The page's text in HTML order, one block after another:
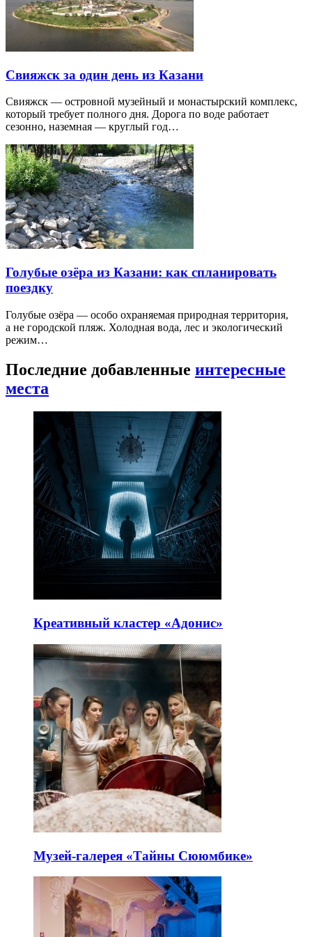
Свияжск за один день из Казани
Свияжск — островной музейный и монастырский комплекс,
который требует полного дня. Дорога по воде работает
сезонно, наземная — круглый год…
Голубые озёра из Казани: как спланировать
поездку
Голубые озёра — особо охраняемая природная территория,
а не городской пляж. Холодная вода, лес и экологический
режим…
Последние добавленные интересные
места
Креативный кластер «Адонис»
Музей-галерея «Тайны Сююмбике»